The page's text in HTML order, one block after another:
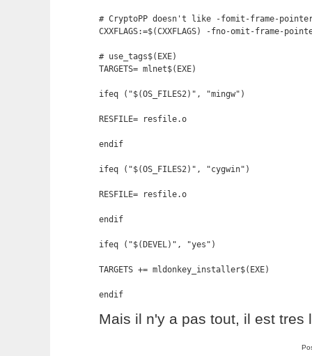
# CryptoPP doesn't like -fomit-frame-
CXXFLAGS:=$(CXXFLAGS) -fno-omit-frame-
# use_tags$(EXE)
TARGETS= mlnet$(EXE)
ifeq ("$(OS_FILES2)", "mingw")
RESFILE= resfile.o
endif
ifeq ("$(OS_FILES2)", "cygwin")
RESFILE= resfile.o
endif
ifeq ("$(DEVEL)", "yes")
TARGETS += mldonkey_installer$(EXE)
endif
Mais il n'y a pas tout, il est tres